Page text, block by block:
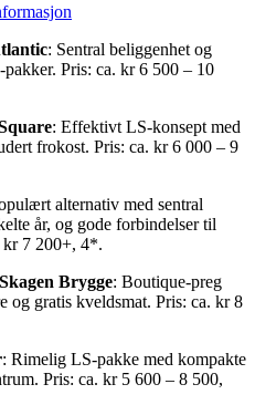
: Sentral beliggenhet og
Pris: ca. kr 6 500 – 10
: Effektivt LS-konsept med
frokost. Pris: ca. kr 6 000 – 9
alternativ med sentral
år, og gode forbindelser til
kr 7 200+, 4*.
Brygge: Boutique-preg
og gratis kveldsmat. Pris: ca. kr 8
: Rimelig LS-pakke med kompakte
Pris: ca. kr 5 600 – 8 500,